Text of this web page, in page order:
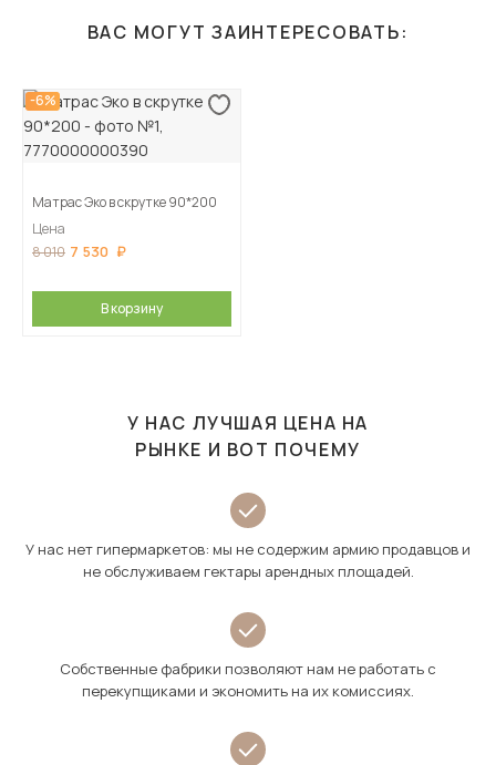
ВАС МОГУТ ЗАИНТЕРЕСОВАТЬ:
-6%
Матрас Эко в скрутке 90*200
Цена
8 010 7 530
В корзину
У НАС ЛУЧШАЯ ЦЕНА НА
РЫНКЕ И ВОТ ПОЧЕМУ
У нас нет гипермаркетов: мы не содержим армию продавцов и
не обслуживаем гектары арендных площадей.
Собственные фабрики позволяют нам не работать с
перекупщиками и экономить на их комиссиях.